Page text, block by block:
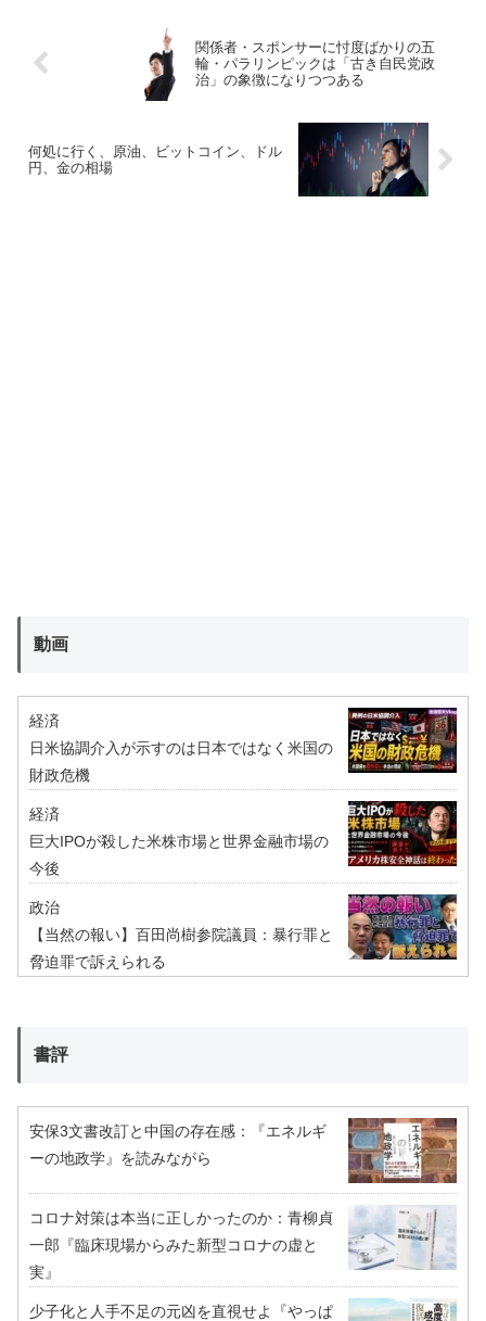
関係者・スポンサーに忖度ばかりの五
輪・パラリンピックは「古き自民党政
治」の象徴になりつつある
何処に行く、原油、ビットコイン、ドル
円、金の相場
動画
経済
日米協調介入が示すのは日本ではなく米国の
財政危機
経済
巨大IPOが殺した米株市場と世界金融市場の
今後
政治
【当然の報い】百田尚樹参院議員：暴行罪と
脅迫罪で訴えられる
書評
安保3文書改訂と中国の存在感：『エネルギ
ーの地政学』を読みながら
コロナ対策は本当に正しかったのか：青柳貞
一郎『臨床現場からみた新型コロナの虚と
実』
少子化と人手不足の元凶を直視せよ『やっぱ